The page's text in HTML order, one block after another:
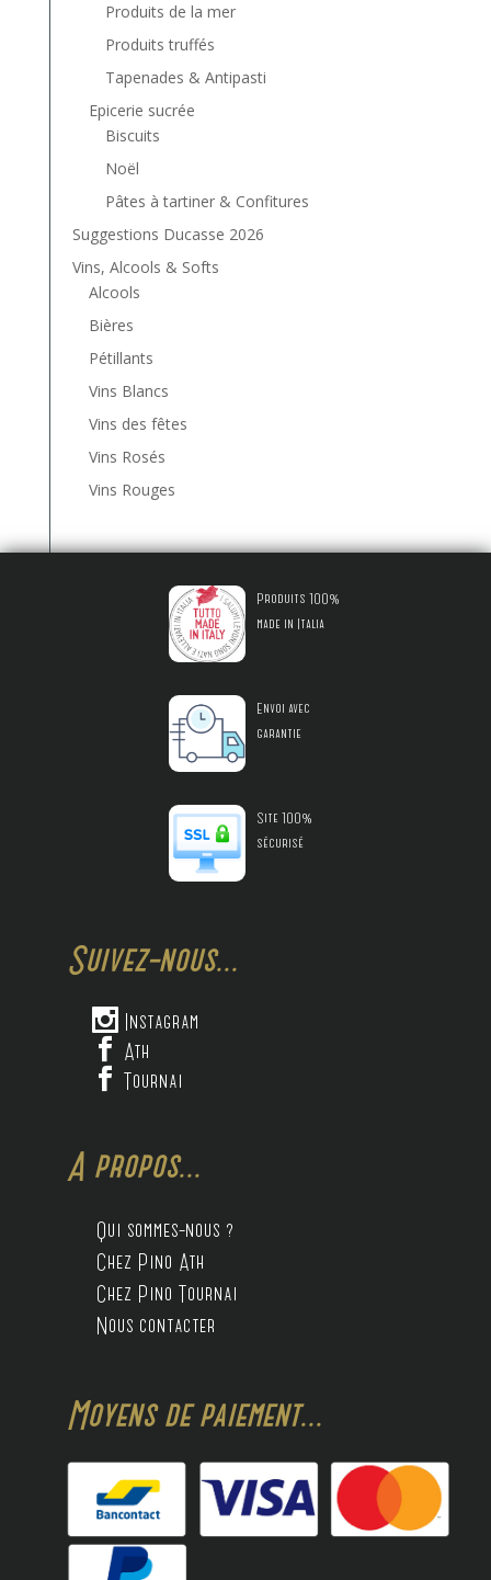
Produits de la mer
Produits truffés
Tapenades & Antipasti
Epicerie sucrée
Biscuits
Noël
Pâtes à tartiner & Confitures
Suggestions Ducasse 2026
Vins, Alcools & Softs
Alcools
Bières
Pétillants
Vins Blancs
Vins des fêtes
Vins Rosés
Vins Rouges
Produits 100%
made in Italia
Envoi avec
garantie
Site 100%
sécurisé
Suivez-nous...
 Instagram
 Ath
 Tournai
A propos...
Qui sommes-nous ?
Chez Pino Ath
Chez Pino Tournai
Nous contacter
Moyens de paiement...